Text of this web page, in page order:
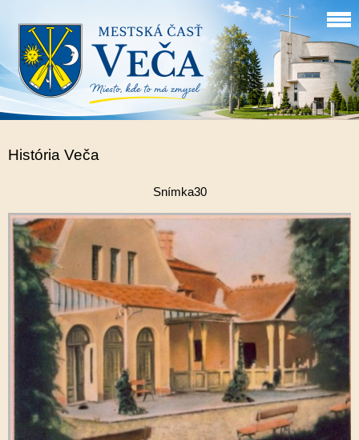
História Veča
Snímka30